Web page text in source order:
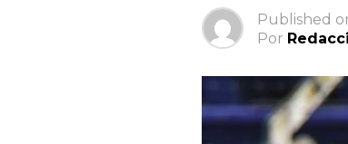
Published
Por